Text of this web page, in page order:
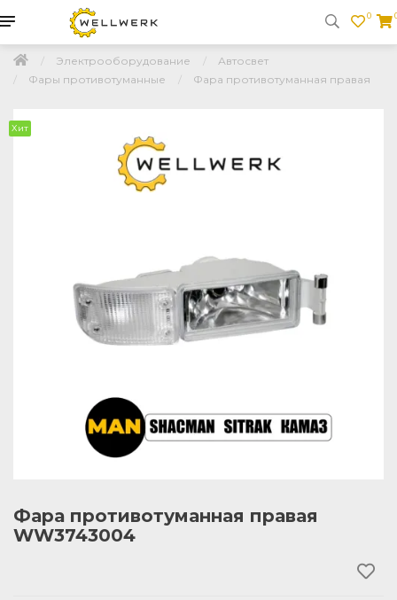
0
Электрооборудование
Автосвет
Фары противотуманные
Фара противотуманная правая
Хит
Фара противотуманная правая
WW3743004